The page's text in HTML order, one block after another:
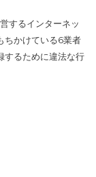
するインターネッ
ちかけている6業者
するために違法な行